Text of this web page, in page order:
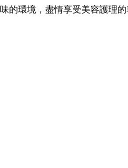
的環境，盡情享受美容護理